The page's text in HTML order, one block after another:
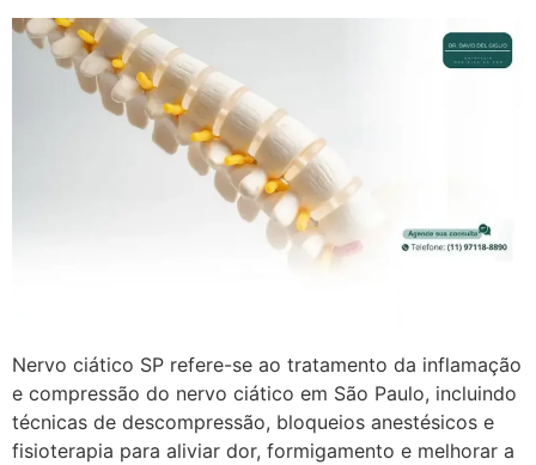
Nervo ciático SP refere-se ao tratamento da inflamação
e compressão do nervo ciático em São Paulo, incluindo
técnicas de descompressão, bloqueios anestésicos e
fisioterapia para aliviar dor, formigamento e melhorar a